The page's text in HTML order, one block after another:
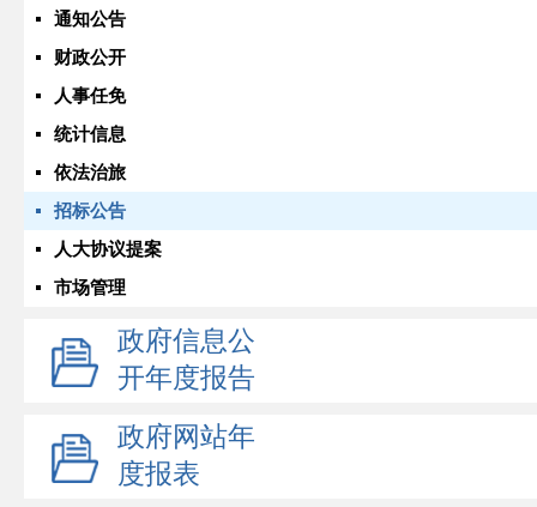
通知公告
财政公开
人事任免
统计信息
依法治旅
招标公告
人大协议提案
市场管理
政府信息公
开年度报告
政府网站年
度报表